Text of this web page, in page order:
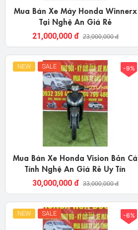
Mua Bán Xe Máy Honda Winnerx
Tại Nghệ An Giá Rẻ
21,000,000 đ 23,000,000 đ
NEW SALE -9%
Mua Bán Xe Honda Vision Bản Cá
Tính Nghệ An Giá Rẻ Uy Tín
30,000,000 đ 33,000,000 đ
NEW SALE -6%